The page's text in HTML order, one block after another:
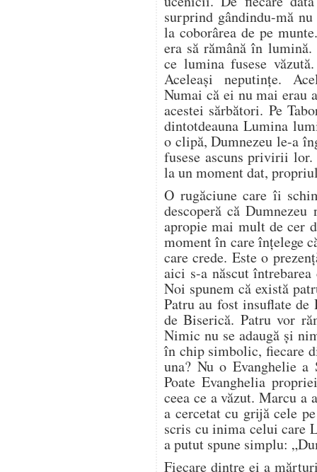
surprind gândindu-mă
la coborârea de pe
era să rămână în lumină.
ce lumina fusese
Aceleași neputințe.
Numai că ei nu mai erau
acestei sărbători. Pe
dintotdeauna Lumina
o clipă, Dumnezeu le-a
fusese ascuns privirii
la un moment dat,
O rugăciune care îi
descoperă că
apropie mai mult de cer
moment în care înțelege
care crede. Este o
aici s-a născut
Noi spunem că există
Patru au fost insuflate
de Biserică. Patru vor
Nimic nu se adaugă și
în chip simbolic, fiecare
una? Nu o Evanghelie
Poate Evanghelia
ceea ce a văzut. Marcu
a cercetat cu grijă cele
scris cu inima celui care
a putut spune simplu:
Fiecare dintre ei a